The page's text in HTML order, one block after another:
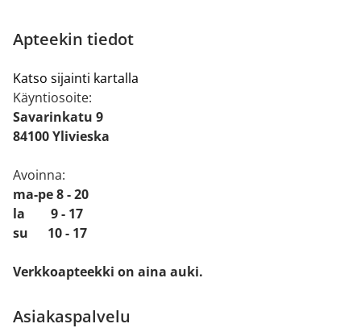
Apteekin tiedot
Katso sijainti kartalla
Käyntiosoite:
Savarinkatu 9
84100 Ylivieska
Avoinna:
ma-pe 8 - 20
la 9 - 17
su 10 - 17
Verkkoapteekki on aina auki.
Asiakaspalvelu